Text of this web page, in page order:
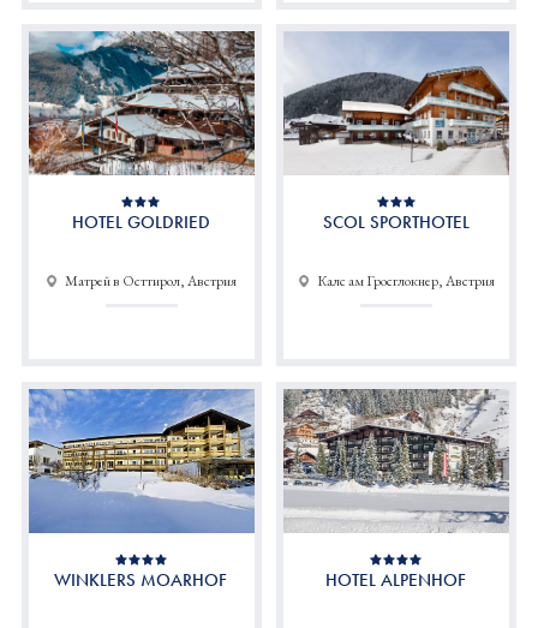
HOTEL GOLDRIED
Матрей в Осттирол, Австрия
SCOL SPORTHOTEL
Калс ам Гросглокнер, Австрия
WINKLERS MOARHOF HOTEL ALPENHOF